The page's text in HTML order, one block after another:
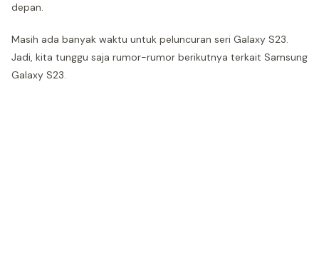
depan.
Masih ada banyak waktu untuk peluncuran seri Galaxy S23.
Jadi, kita tunggu saja rumor-rumor berikutnya terkait Samsung
Galaxy S23.